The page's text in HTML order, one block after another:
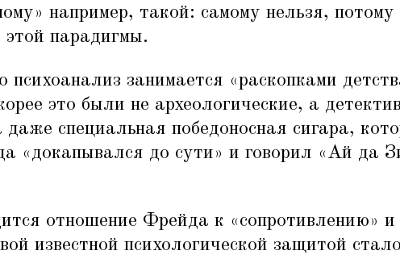
например, такой: самому нельзя, потому
этой парадигмы.
психоанализ занимается «раскопками
это были не археологические, а
специальная победоносная сигара,
«докапывался до сути» и говорил «Ай да
отношение Фрейда к «сопротивлению» и
известной психологической защитой